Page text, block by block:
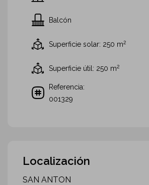
Balcón
Superficie solar: 250 m2
Superficie útil: 250 m2
Referencia:
001329
Localización
SAN ANTON